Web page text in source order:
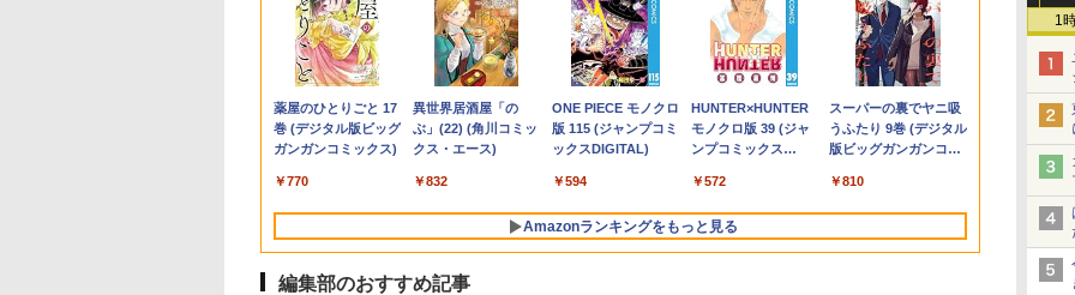
1
【★最大100%ポイン
ト】【新生活応援・
2026】【Office 2019
H&B】富士通
MU937/Celeron 3865U/
メモ
リ:4GB/8GB/SSD:128GB/256GB/512GB/1TB/13.3
型/フル
HD/wifi/HDMI/USB3.0/
￥9,999
LTE対応 中古美品 / タ
ッチ 10.5インチ
Microsoft Surface
GO2 Model.1927 フル
HD対応WUXGA/ 第8世
代CoreM3-8100Y/
8GB/ 爆速NVMe
128GB-SSD/ カメラ/
Wi-Fi6/ Office付き
古ノートパソコン 中古
パソコン 中古PC タブ
即日発送
￥20,990
【期間限定P15倍+最大
10%OFFクーポン】
【3年保証】東芝
TOSHIBA
DYNABOOK B65/DN
SSD256GB メモリ
8GB Core i5
Windows 11 Pro 中古
料無料 中古ノートパソ
コン 中古パソコン ノ
￥27,500
超得2,000円OFF&P2倍
｜レッツノート｜
Microsoft office 2019
H&B付き｜中古ノート
office付｜メモリ8GB
SSD256GB｜
Panasonic Let's note
｜中古ノートパソコン
PC｜ノートパソコン
B5サイズ｜パソコン｜
MS Office 2024 H&B
搭載｜中古ノートパソ
コン Windows11
Office付｜Core i5 第8
世代 以降 SSD 512GB
メモリ 8GB｜DELL
Latitude 3500｜中古パ
ソコン 中古 ノートパ
ソコン 無線 15.6インチ
イプC｜Word Excel
￥33,800
【新品・
初期設定済
デル ノート
Windows11
Intel Core i5/
型/15.6型 メ
16GB/32GB
1TB 日本語
フルHD 高性
ワーク 在宅
用 オンライ
ジネス 大学
向け 新生活
￥35,980
中古パソコン | Dell |
OptiPlex 3070 SFF |
Windows11 | デスクト
ップ | 一年保証 | 第9世
代 | Core i5 9500
3.0(〜最大4.4)GHz |
MEM:8GB |
SSD:512GB(新品) |
DVDマルチ | 無線LAN:
￥34,980
【エントリーでポイン
ト100％還元チャンス】
GMKtec G10 ミニ
PC【AMD Ryzen 5
3500U DDR4 16GB
512GB/256GB/1T
SSD】4C/8T 3.7GHz
64GB 16T拡張
Windows11 Pro 8K/4K
WiFi5 Bluetooth5.0
Nucbox みにpc Ryzen
N95/N97/N100/4300U/N150
￥61,999
HP ProOne 600 G6
AIO 21.5インチ 第10世
代 Core i5 メモリ
16GB Nvme M.2 SSD
Webカメラ WiFi Type-
C Windows11 一体型
中古パソコン
￥48,800
Win11搭載 デスクトッ
プパソコン一体型デス
クトップ新品 Office付
き 24型フルHD液晶一
コン Core i7 3615MQ
メモリ16GB
SSD512GB USB 3.0 無
線搭載 初心者向け 初
応援 在宅勤務
【週末限定999円
OFF！】 最新マイクロ
ソフトオフィス2024付
き microsoft office付
き 中古パソコン 中古
デスクトップパソコン
最新オフィス 第10世代
国内メーカー 安心サポ
ート 高品質
i7 16GB 中古 パソコン
￥84,000
＼11日まで
Windows11
初心者 ゲー
引き出し付きモニター
台(NM01 ミドルブラウ
ン) 【玄関先迄納品】
ニトリ
￥2,990
【超特価】厳選大手メ
ーカー 液晶モニター シ
ークレット 22-23型ワ
イド フル
HD（1920x1080）
HDMI指定可 ノングレ
ア EIZO IIYAMA 三菱
富士通 NEC IO-DATA
Dell HP PHILIPS等 液
￥4,480
Yoothi 互換品 液晶
15.6インチ N156BGA-
EB3 NT156WHM-N30
NT156WHM-N34
NT156WHM-N40
NT156WHM-N44
BOE076E 対応 45%
NTSC 60Hz
LED LCD 液晶ディス
プレイ 修理交換用液晶
￥10,000
【1,000円クーポン＋ポ
イント最大31.5%還
元！】PCモニター 液
晶ディスプレイ 24イン
HD 非光沢ディスプレ
イ
（100Hz/VGA/HDMI1.4
ブルーライト軽減 フリ
Adaptive Sync対応
4000:1コントラスト チ
液晶ディスプレイ 23イ
ンチ ディスプレイ フ
ィリップス 液晶モニタ
ー パソコンモニター
ゲーミングモニター
PCモニター 23.8
1920×1080 HDMI D-
Sub ブラック スピーカ
ー：なし
￥11,480
Yoothi 互換
チ
チ搭載 対応
ン FullHD
IPS LED
機能付き液
On-Cell 液晶
ネル 修理交
￥11,900
MAZZEL 1st
photobook with
ZEAL [ MAZZEL ]
￥4,950
信じていた仲間達にダ
ンジョン奥地で殺され
かけたがギフト『無限
ガチャ』でレベル9999
の仲間達を手に入れて
元パーティーメンバー
と世界に復讐＆『ざま
ぁ！』します！【電子
書籍】
￥792
【漫画全巻セット】
【中古】NARUTO（ナ
ルト） ＜1〜72巻完結
＞ 岸本斉史
￥20,750
【いたわりセット付
き】1年をおいしくす
こやかに過ごす養生手
帳2027 （インプレス手
【中古】
HUNTER×HUNTER(ハ
ンターハンター)/漫画
全巻セット◆C≪1〜39
巻（既刊）≫【即納】
【コンビニ受取/郵便局
受取対応】
￥20,900
ちいかわ な
くてかわい
（ワイドKC
￥1,100
Anker Soundcore
P40i オフホワイト
Anker Soundcore
P31i ブラック
￥5,990
Anker Soundcore
Liberty 5 ミッドナイ
トブラック
￥14,990
【2026年アップグレ
ード版】AOKIMI ワ
イヤレスイヤホン
V12 小型軽量 ブルー
トゥースHi-Fi 最大
36時間再生 ぶるーと
ゅーす コードレス
￥1,964
Xiaomi シャオミ
REDMI Buds 8 Lite ワ
イヤレスイヤホン
キャンセリング ANC
36時間再生
￥3,480
BRUCE WAYNE feat.
Flo Milli, ATL Jacob
[Explicit]
￥250
BRUCE WAYNE feat.
Flo Milli, ATL Jacob
[Explicit]
￥250
On My Road
(Stadium ver.)
￥250
On My Road
(Stadium ver.)
￥250
BUGS LIFE
￥250
by Amazon 天然水
ラベルレス 500ml
×24本 富士山の天然
ミネラルウォーター
ペットボトル 静岡県
(Smart Basic)
￥1,380
【Amazon.co.jp限
定】 い・ろ・は・す
2L PET ラベルレス
￥1,112
by Amazon 天然水
ラベルレス 2L×9本
￥1,117
by Amazon 炭酸水
ラベルレス 500ml
×24本 強炭酸水 ペッ
ットル (Smart
Basic)
￥1,625
【Amazon.co.jp限
定】 伊藤園 磨かれ
て、澄みきった日本の
ケース ] [ 水 ] [ ペット
ボトル ] [ 箱買い ] [ ス
￥998
薬屋のひとりごと 17
巻 (デジタル版ビッグ
ガンガンコミックス)
￥770
異世界居酒屋「の
ぶ」(22) (角川コミッ
クス・エース)
￥832
ONE PIECE モノクロ
版 115 (ジャンプコミ
ックスDIGITAL)
￥594
HUNTER×HUNTER
モノクロ版 39 (ジャ
ンプコミックス
￥572
スーパーの裏でヤニ吸
うふたり 9巻 (デジタル
版ビッグガンガンコミ
￥810
Amazonランキングをもっと見る
編集部のおすすめ記事